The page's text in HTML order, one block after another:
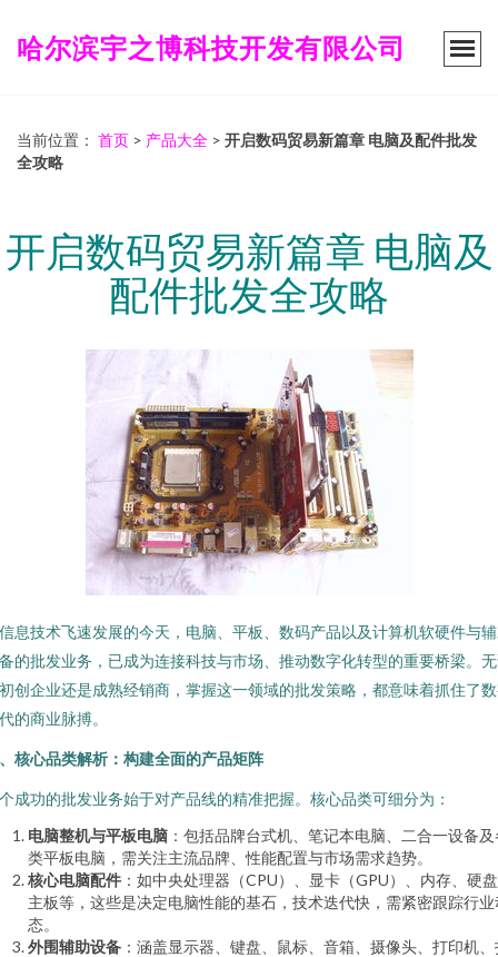
哈尔滨宇之博科技开发有限公司
当前位置： 首页 > 产品大全 > 开启数码贸易新篇章 电脑及配件批发
全攻略
开启数码贸易新篇章 电脑及
配件批发全攻略
息技术飞速发展的今天，电脑、平板、数码产品以及计算机软硬件与
的批发业务，已成为连接科技与市场、推动数字化转型的重要桥梁。
创企业还是成熟经销商，掌握这一领域的批发策略，都意味着抓住了
的商业脉搏。
核心品类解析：构建全面的产品矩阵
成功的批发业务始于对产品线的精准把握。核心品类可细分为：
电脑整机与平板电脑 ：包括品牌台式机、笔记本电脑、二合一设备
类平板电脑，需关注主流品牌、性能配置与市场需求趋势。
核心电脑配件 ：如中央处理器（CPU）、显卡（GPU）、内存、硬
主板等，这些是决定电脑性能的基石，技术迭代快，需紧密跟踪行业
态。
外围辅助设备 ：涵盖显示器、键盘、鼠标、音箱、摄像头、打印机、